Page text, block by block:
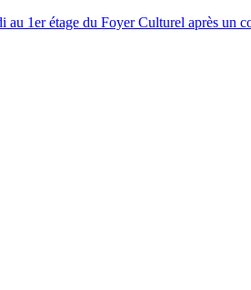
1er étage du Foyer Culturel après un